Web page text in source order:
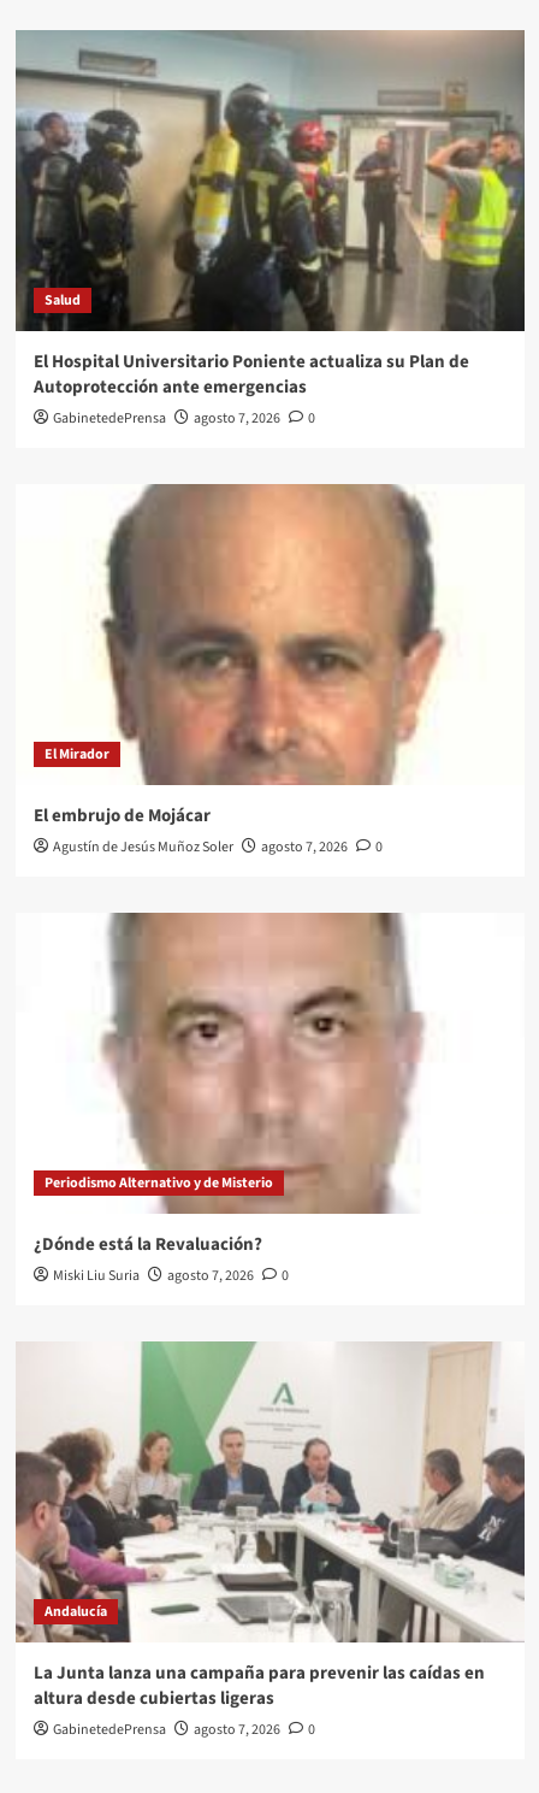
Salud
El Hospital Universitario Poniente actualiza su Plan de
Autoprotección ante emergencias
GabinetedePrensa agosto 7, 2026 0
El Mirador
El embrujo de Mojácar
Agustín de Jesús Muñoz Soler agosto 7, 2026 0
Periodismo Alternativo y de Misterio
¿Dónde está la Revaluación?
Miski Liu Suria agosto 7, 2026 0
Andalucía
La Junta lanza una campaña para prevenir las caídas en
altura desde cubiertas ligeras
GabinetedePrensa agosto 7, 2026 0